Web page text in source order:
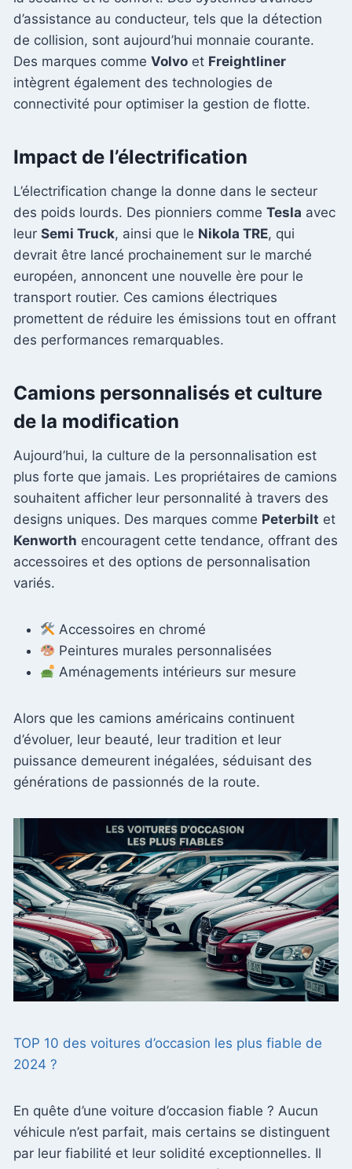
d’assistance au conducteur, tels que la détection
de collision, sont aujourd’hui monnaie courante.
Des marques comme Volvo et Freightliner
intègrent également des technologies de
connectivité pour optimiser la gestion de flotte.
Impact de l’électrification
L’électrification change la donne dans le secteur
des poids lourds. Des pionniers comme Tesla avec
leur Semi Truck, ainsi que le Nikola TRE, qui
devrait être lancé prochainement sur le marché
européen, annoncent une nouvelle ère pour le
transport routier. Ces camions électriques
promettent de réduire les émissions tout en offrant
des performances remarquables.
Camions personnalisés et culture
de la modification
Aujourd’hui, la culture de la personnalisation est
plus forte que jamais. Les propriétaires de camions
souhaitent afficher leur personnalité à travers des
designs uniques. Des marques comme Peterbilt et
Kenworth encouragent cette tendance, offrant des
accessoires et des options de personnalisation
variés.
Accessoires en chromé
Peintures murales personnalisées
Aménagements intérieurs sur mesure
Alors que les camions américains continuent
d’évoluer, leur beauté, leur tradition et leur
puissance demeurent inégalées, séduisant des
générations de passionnés de la route.
TOP 10 des voitures d’occasion les plus fiable de
2024 ?
En quête d’une voiture d’occasion fiable ? Aucun
véhicule n’est parfait, mais certains se distinguent
par leur fiabilité et leur solidité exceptionnelles. Il